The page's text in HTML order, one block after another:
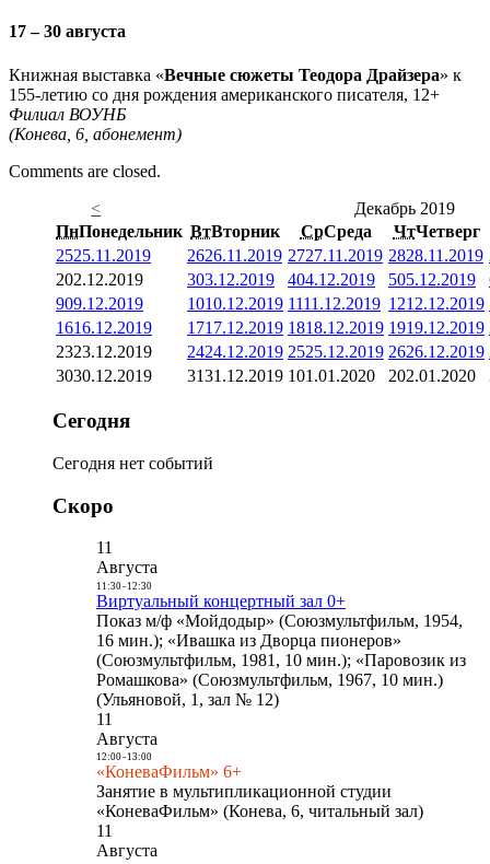
17 – 30 августа
Книжная выставка «Вечные сюжеты Теодора Драйзера» к
155-летию со дня рождения американского писателя, 12+
Филиал ВОУНБ
(Конева, 6, абонемент)
Comments are closed.
<
Декабрь 2019
ПнПонедельник ВтВторник СрСреда ЧтЧетверг
2525.11.2019 2626.11.2019 2727.11.2019 2828.11.2019
202.12.2019 303.12.2019 404.12.2019 505.12.2019
909.12.2019 1010.12.2019 1111.12.2019 1212.12.2019
1616.12.2019 1717.12.2019 1818.12.2019 1919.12.2019
2323.12.2019 2424.12.2019 2525.12.2019 2626.12.2019
3030.12.2019 3131.12.2019 101.01.2020 202.01.2020
Сегодня
Сегодня нет событий
Скоро
11
Августа
11:30- 12:30
Виртуальный концертный зал 0+
Показ м/ф «Мойдодыр» (Союзмультфильм, 1954,
16 мин.); «Ивашка из Дворца пионеров»
(Союзмультфильм, 1981, 10 мин.); «Паровозик из
Ромашкова» (Союзмультфильм, 1967, 10 мин.)
(Ульяновой, 1, зал № 12)
11
Августа
12:00- 13:00
«КоневаФильм» 6+
Занятие в мультипликационной студии
«КоневаФильм» (Конева, 6, читальный зал)
11
Августа